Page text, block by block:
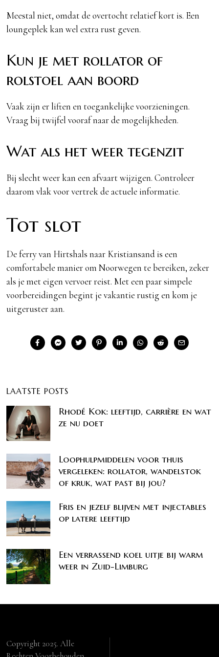
Meestal niet, omdat de overtocht relatief kort is. Een
loungeplek kan wel extra rust geven.
Kun je met rollator of
rolstoel aan boord
Vaak zijn er liften en toegankelijke voorzieningen.
Vraag bij twijfel vooraf naar de mogelijkheden.
Wat als het weer tegenzit
Bij slecht weer kan een afvaart wijzigen. Controleer
daarom vlak voor vertrek de actuele informatie.
Tot slot
De ferry van Hirtshals naar Kristiansand is een
comfortabele manier om Noorwegen te bereiken, zeker
als je met eigen vervoer reist. Met een paar simpele
voorbereidingen begint je vakantie rustig en kom je
uitgeruster aan.
LAATSTE POSTS
Rhodé Kok: leeftijd, carrière en wat
ze nu doet
Loophulpmiddelen voor thuis
vergeleken: rollator, wandelstok
of kruk, wat past bij jou?
Fris en jezelf blijven met injectables
op latere leeftijd
Een verrassend koel uitje bij warm
weer in Zuid-Limburg
Copyright 2025. Alle